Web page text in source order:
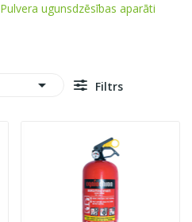
Pulvera ugunsdzēsības aparāti
 Filtrs